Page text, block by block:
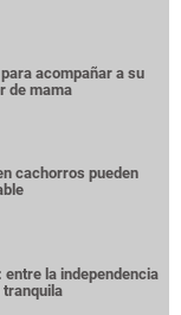
acompañar a su
de mama
cachorros pueden
entre la independencia
tranquila